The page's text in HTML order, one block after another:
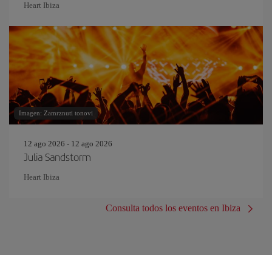
Heart Ibiza
Imagen: Zamrznuti tonovi
12 ago 2026 - 12 ago 2026
Julia Sandstorm
Heart Ibiza
Consulta todos los eventos en Ibiza